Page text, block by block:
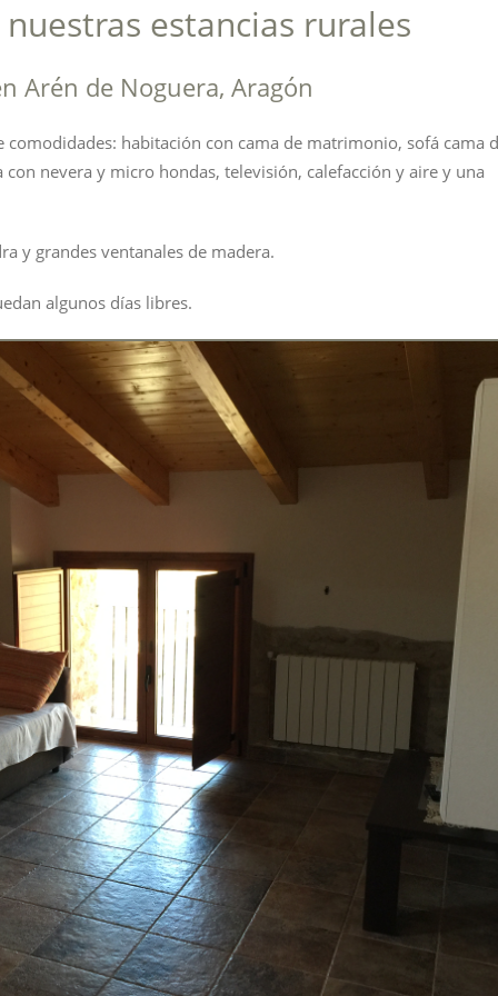
estancias rurales
Arén de Noguera, Aragón
comodidades: habitación con cama de matrimonio, sofá cama
nevera y micro hondas, televisión, calefacción y aire y una
y grandes ventanales de madera.
algunos días libres.